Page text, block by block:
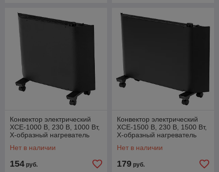
Конвектор электрический
XCE-1000 B, 230 В, 1000 Вт,
X-образный нагреватель
Нет в наличии
154 руб.
Конвектор электрический
XCE-1500 B, 230 В, 1500 Вт,
X-образный нагреватель
Нет в наличии
179 руб.